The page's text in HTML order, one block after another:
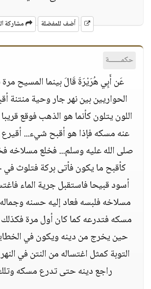
أضف للمفضلة مشاركة
حكمــــــة
عَن أَبِي هُرَيْرَةَ قَالَ بينما المسيح
الحواريين بين نهر جار وحية منتنة
اللون يتلون كأنما هو الذهب فوقع
عنه مسكه فإذا هو أقبح شيء... أقيرع
صلى الله عليه وسلم... فخلع مسلاخه
كأقبح ما يكون فأتى بركة فتلوث
أسود قبيحا فاستقبل جرية الماء
مسلاخه فلبسه فعاد إليه حسنه
مسكه فتدرعه كما كان أول مرة
حين يخرج من دينه ويكون في
التوبة كمثل اغتساله من النتن في
راجع دينه حتى تدرع مسكه